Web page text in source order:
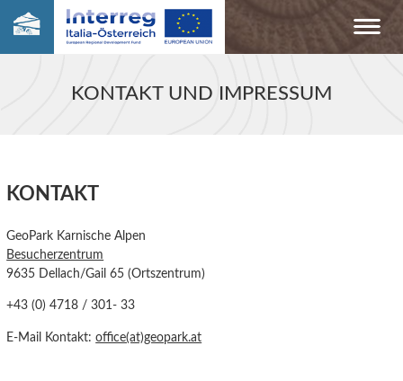
KONTAKT UND IMPRESSUM
KONTAKT
GeoPark Karnische Alpen
Besucherzentrum
9635 Dellach/Gail 65 (Ortszentrum)
+43 (0) 4718 / 301- 33
E-Mail Kontakt:office(at)geopark.at